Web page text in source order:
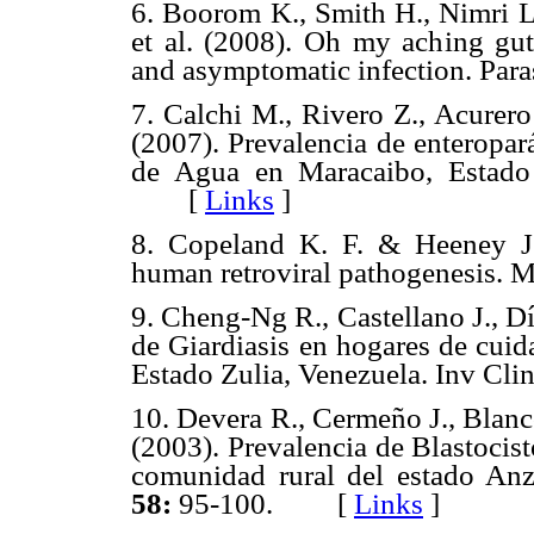
6. Boorom K., Smith H., Nimri
et al. (2008). Oh my aching
and asymptomatic infection.
7. Calchi M., Rivero Z.,
(2007). Prevalencia de
de Agua en Maracaibo,
[ Links ]
8. Copeland K. F. & Heeney
human retroviral pathogenesis.
9. Cheng-Ng R., Castellano J.,
de Giardiasis en hogares de
Estado Zulia, Venezuela. Inv
10. Devera R., Cermeño J.,
(2003). Prevalencia de
comunidad rural del estado
58: 95-100. [ Links ]